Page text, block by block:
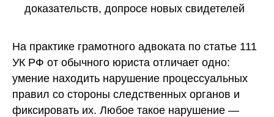
доказательств, допросе новых свидетелей
На практике грамотного адвоката по статье 111
УК РФ от обычного юриста отличает одно:
умение находить нарушение процессуальных
правил со стороны следственных органов и
фиксировать их. Любое такое нарушение —